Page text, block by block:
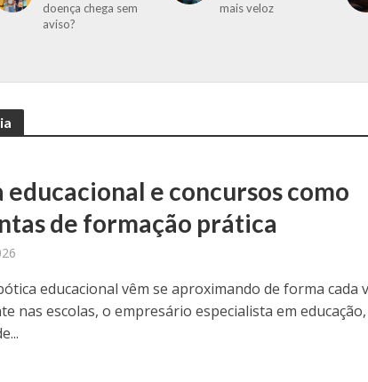
doença chega sem
aviso?
mais veloz
educacional e concursos como
de formação prática
educacional vêm se aproximando de forma cada
nas escolas, o empresário especialista em educação,